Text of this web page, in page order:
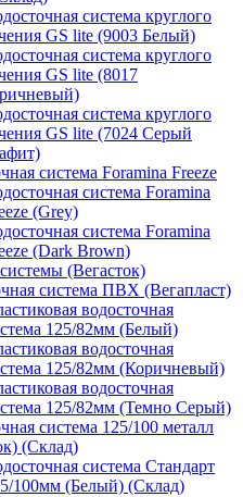
система круглого
GS lite (9003 Белый)
система круглого
GS lite (8017
система круглого
GS lite (7024 Серый
система Foramina Freeze
система Foramina
(Grey)
система Foramina
(Dark Brown)
(Вегасток)
система ПВХ (Вегапласт)
водосточная
125/82мм (Белый)
водосточная
125/82мм (Коричневый)
водосточная
125/82мм (Темно Серый)
система 125/100 металл
(Склад)
система Стандарт
100мм (Белый) (Склад)